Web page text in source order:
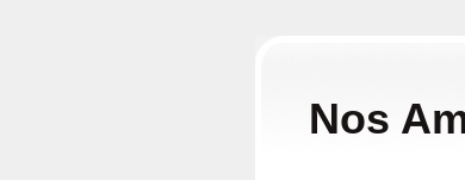
Nos